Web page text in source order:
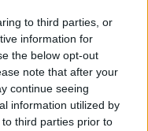
to third parties, or
information for
the below opt-out
note that after your
continue seeing
information utilized by
third parties prior to